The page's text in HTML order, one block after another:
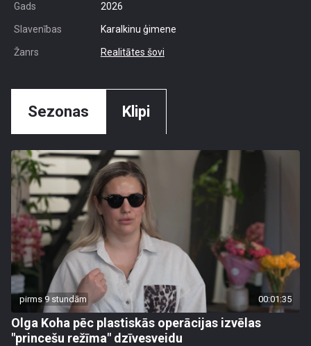
Gads 2026
Slavenības Karalkinu ģimene
Žanrs Realitātes šovi
Sezonas Klipi
pirms 9 stundām 00:01:35
Olga Koha pēc plastiskās operācijas izvēlas
"princešu režīma" dzīvesveidu